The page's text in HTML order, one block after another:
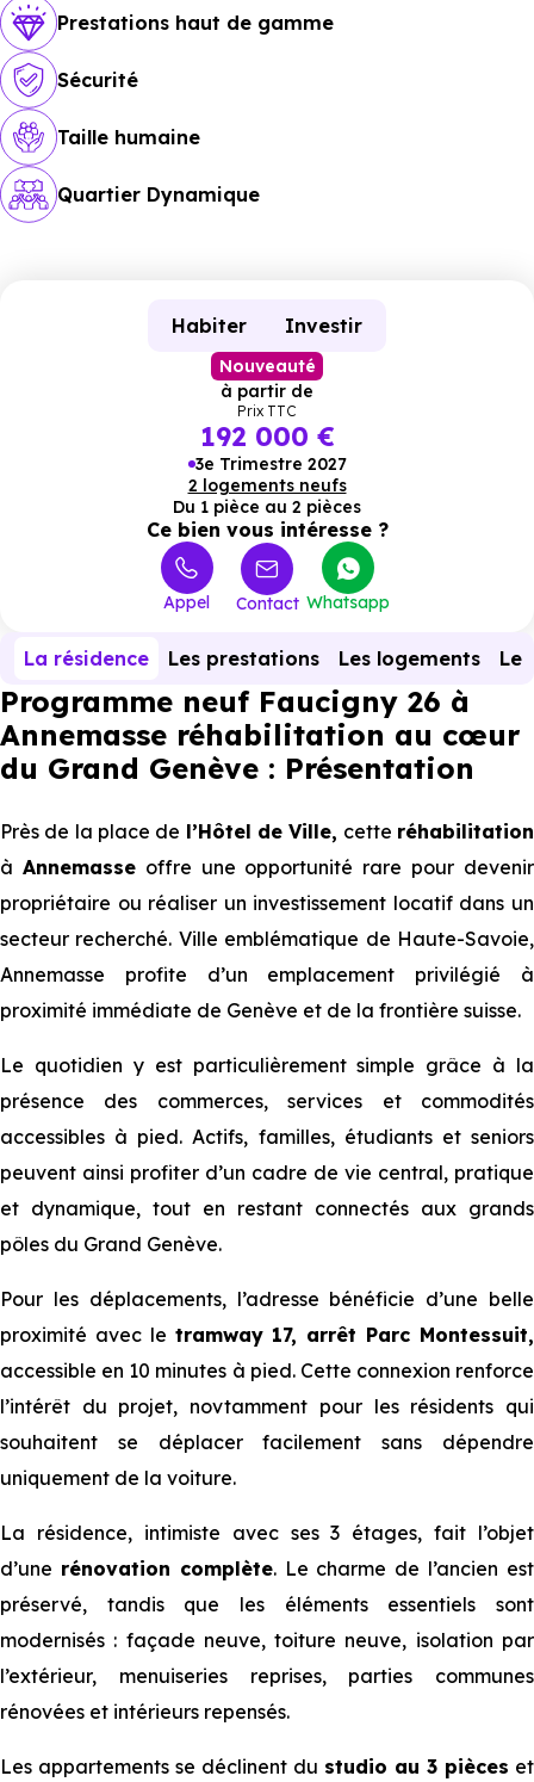
Prestations haut de gamme
Sécurité
Taille humaine
Quartier Dynamique
Habiter Investir
Nouveauté
à partir de
Prix TTC
192 000 €
3e Trimestre 2027
2 logements neufs
Du 1 pièce au 2 pièces
Ce bien vous intéresse ?
Appel Contact Whatsapp
La résidence Les prestations Les logements Le
Programme neuf Faucigny 26 à
Annemasse réhabilitation au cœur
du Grand Genève : Présentation
Près de la place de l’Hôtel de Ville, cette réhabilitation
à Annemasseoffre une opportunité rare pour devenir
propriétaire ou réaliser un investissement locatif dans un
secteur recherché. Ville emblématique de Haute-Savoie,
Annemasse profite d’un emplacement privilégié à
proximité immédiate de Genève et de la frontière suisse.
Le quotidien y est particulièrement simple grâce à la
présence des commerces, services et commodités
accessibles à pied. Actifs, familles, étudiants et seniors
peuvent ainsi profiter d’un cadre de vie central, pratique
et dynamique, tout en restant connectés aux grands
pôles du Grand Genève.
Pour les déplacements, l’adresse bénéficie d’une belle
proximité avec le tramway 17, arrêt Parc Montessuit,
accessible en 10 minutes à pied. Cette connexion renforce
l’intérêt du projet, novtamment pour les résidents qui
souhaitent se déplacer facilement sans dépendre
uniquement de la voiture.
La résidence, intimiste avec ses 3 étages, fait l’objet
d’une rénovation complète. Le charme de l’ancien est
préservé, tandis que les éléments essentiels sont
modernisés : façade neuve, toiture neuve, isolation par
l’extérieur, menuiseries reprises, parties communes
rénovées et intérieurs repensés.
Les appartements se déclinent du studio au 3 pièces et